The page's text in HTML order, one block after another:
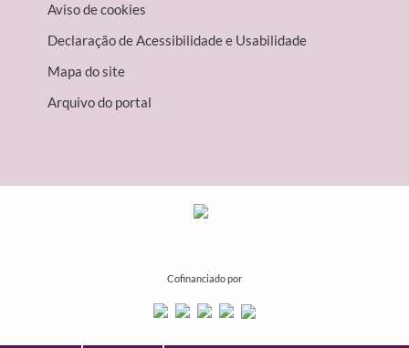
Aviso de cookies
Declaração de Acessibilidade e Usabilidade
Mapa do site
Arquivo do portal
Cofinanciado por